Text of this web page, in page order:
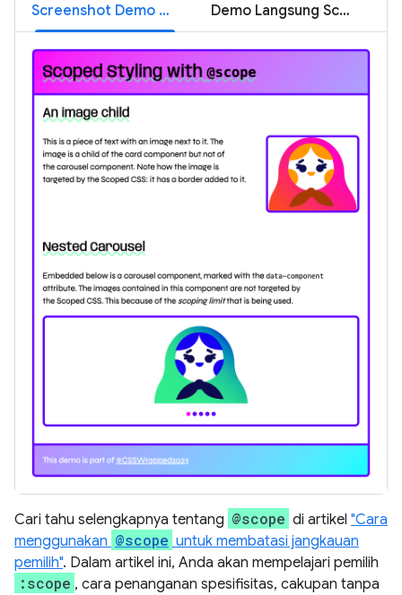
Screenshot Demo Cakupan Demo Langsung Scope
Cari tahu selengkapnya tentang @scope di artikel "Cara
menggunakan @scope untuk membatasi jangkauan
pemilih". Dalam artikel ini, Anda akan mempelajari pemilih
:scope , cara penanganan spesifisitas, cakupan tanpa